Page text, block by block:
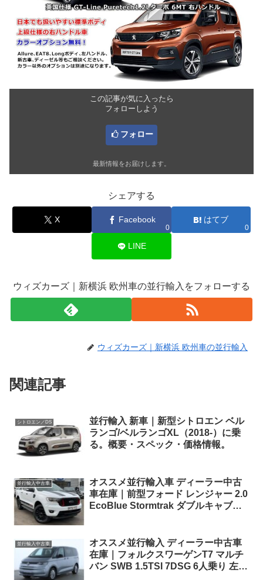
この記事が気に入ったら
フォローしよう
フォロー
最新情報をお届けします。
シェアする
X Facebook
0
はてブ
0
LINE
ウィズカーズ｜新横浜 欧州車の並行輸入をフォローする
ウィズカーズ｜新横浜 欧州車の並行輸入
関連記事
シトロエン／DS
並行輸入 新車｜新型シトロエン ベル
ランゴ/ベルランゴXL（2018-）に乗
る。概要・スペック・価格情報。
並行輸入中古車
オススメ並行輸入車 ディーラー中古
車在庫｜前型フォード レンジャー 2.0
EcoBlue Stormtrak ダブルキャブ
並行輸入中古車
オススメ並行輸入 ディーラー中古車
在庫｜フォルクスワーゲンT7 マルチ
バン SWB 1.5TSI 7DSG 6人乗り 左ハ